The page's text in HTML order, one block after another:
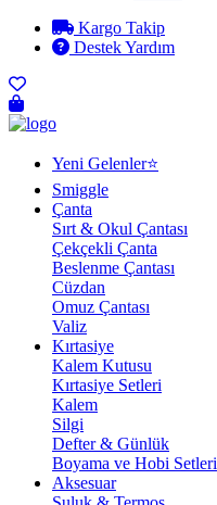
Kargo Takip
Destek Yardım
Yeni Gelenler⭐
Smiggle
Çanta
Sırt & Okul Çantası
Çekçekli Çanta
Beslenme Çantası
Cüzdan
Omuz Çantası
Valiz
Kırtasiye
Kalem Kutusu
Kırtasiye Setleri
Kalem
Silgi
Defter & Günlük
Boyama ve Hobi Setleri
Aksesuar